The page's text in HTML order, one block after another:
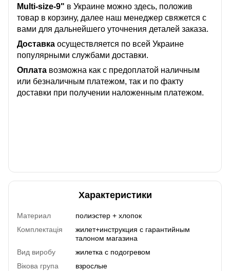
Multi-size-9" в Украине можно здесь, положив
товар в корзину, далее наш менеджер свяжется с
вами для дальнейшего уточнения деталей заказа.
Доставка осуществляется по всей Украине
популярными службами доставки.
Оплата возможна как с предоплатой наличным
или безналичным платежом, так и по факту
доставки при получении наложенным платежом.
Характеристики
Материал
полиэстер + хлопок
Комплектація
жилет+инструкция с гарантийным
талоном магазина
Вид виробу
жилетка с подогревом
Вікова група
взрослые